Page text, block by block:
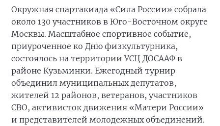
Окружная спартакиада «Сила России» собрала
около 130 участников в Юго-Восточном округе
Москвы. Масштабное спортивное событие,
приуроченное ко Дню физкультурника,
состоялось на территории УСЦ ДОСААФ в
районе Кузьминки. Ежегодный турнир
объединил муниципальных депутатов,
жителей 12 районов, ветеранов, участников
СВО, активисток движения «Матери России»
и представителей молодежных объединений.